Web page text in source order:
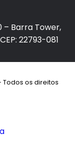
– Barra Tower,
22793-081
Todos os direitos